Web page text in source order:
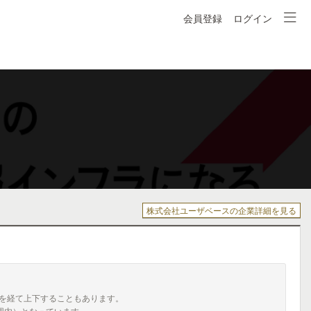
会員登録 ログイン
株式会社ユーザベースの企業詳細を見る
て上下することもあります。